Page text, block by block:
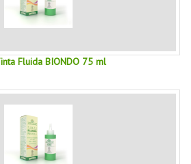
CANCELLA NEWSLETTER
BLOG
PIANTE
CORPO
VISO
Fluida BIONDO 75 ml